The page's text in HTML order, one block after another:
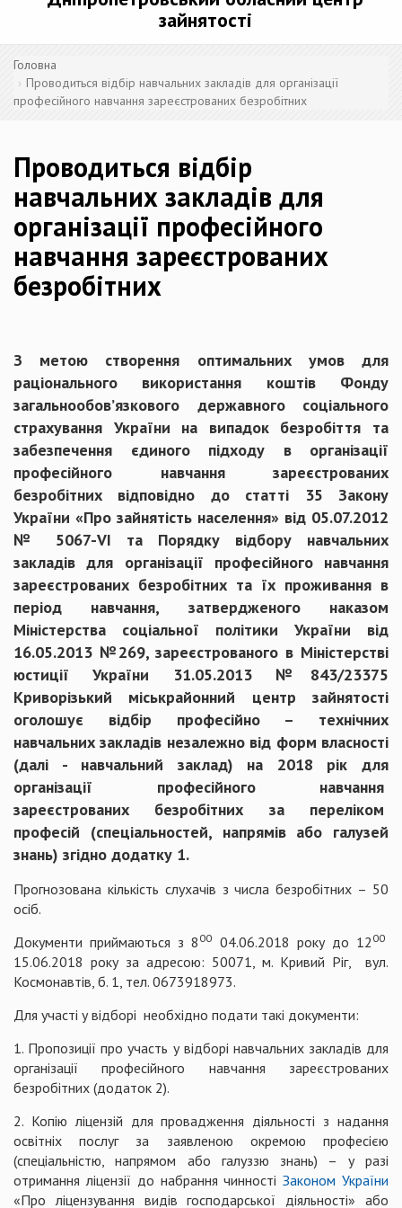
зайнятості
Головна
Проводиться відбір навчальних закладів для організації
професійного навчання зареєстрованих безробітних
Проводиться відбір
навчальних закладів для
організації професійного
навчання зареєстрованих
безробітних
З метою створення оптимальних умов для
раціонального використання коштів Фонду
загальнообов’язкового державного соціального
страхування України на випадок безробіття та
забезпечення єдиного підходу в організації
професійного навчання зареєстрованих
безробітних відповідно до статті 35 Закону
України «Про зайнятість населення» від 05.07.2012
№ 5067-VІ та Порядку відбору навчальних
закладів для організації професійного навчання
зареєстрованих безробітних та їх проживання в
період навчання, затвердженого наказом
Міністерства соціальної політики України від
16.05.2013 №269, зареєстрованого в Міністерстві
юстиції України 31.05.2013 №843/23375
Криворізький міськрайонний центр зайнятості
оголошує відбір професійно – технічних
навчальних закладів незалежно від форм власності
(далі - навчальний заклад) на 2018 рік для
організації професійного навчання
зареєстрованих безробітних за переліком
професій (спеціальностей, напрямів або галузей
знань) згідно додатку 1.
Прогнозована кількість слухачів з числа безробітних – 50
осіб.
Документи приймаються з 8 00 04.06.2018 року до 12 00
15.06.2018 року за адресою: 50071, м. Кривий Ріг, вул.
Космонавтів, б. 1, тел. 0673918973.
Для участі у відборі необхідно подати такі документи:
1. Пропозиції про участь у відборі навчальних закладів для
організації професійного навчання зареєстрованих
безробітних (додаток 2).
2. Копію ліцензій для провадження діяльності з надання
освітніх послуг за заявленою окремою професією
(спеціальністю, напрямом або галуззю знань) – у разі
отримання ліцензії до набрання чинностіЗаконом України
«Про ліцензування видів господарської діяльності» або